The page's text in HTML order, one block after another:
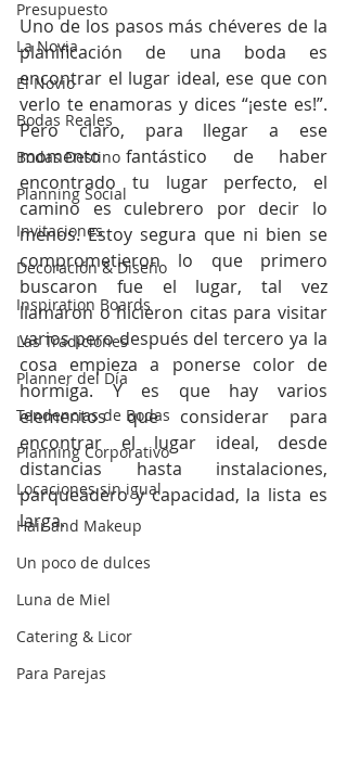
Presupuesto
La Novia
El Novio
Bodas Reales
Bodas Destino
Planning Social
Invitaciones
Decoración & Diseño
Inspiration Boards
Las Tradiciones
Planner del Día
Tendencias de Bodas
Planning Corporativo
Locaciones sin igual
Hair and Makeup
Un poco de dulces
Luna de Miel
Catering & Licor
Para Parejas
Uno de los pasos más chéveres de la
planificación de una boda es
encontrar el lugar ideal, ese que con
verlo te enamoras y dices “¡este es!”.
Pero claro, para llegar a ese
momento fantástico de haber
encontrado tu lugar perfecto, el
camino es culebrero por decir lo
menos. Estoy segura que ni bien se
comprometieron lo que primero
buscaron fue el lugar, tal vez
llamaron o hicieron citas para visitar
varios pero después del tercero ya la
cosa empieza a ponerse color de
hormiga. Y es que hay varios
elementos que considerar para
encontrar el lugar ideal, desde
distancias hasta instalaciones,
parqueadero y capacidad, la lista es
larga.